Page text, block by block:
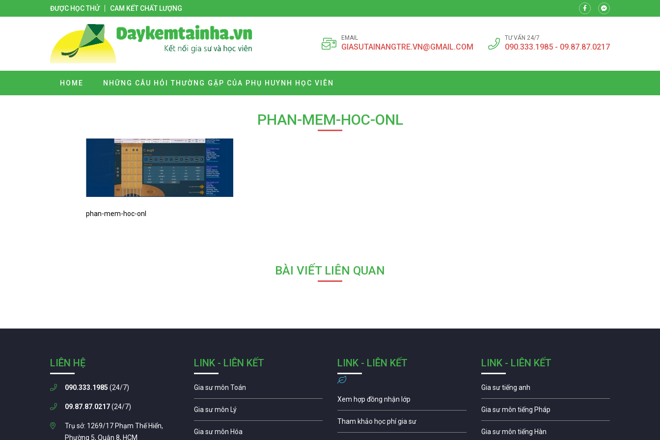
ĐƯỢC HỌC THỬ CAM KẾT CHẤT LƯỢNG
EMAIL
GIASUTAINANGTRE.VN@GMAIL.COM
TƯ VẤN 24/7
090.333.1985 - 09.87.87.0217
HOME NHỮNG CÂU HỎI THƯỜNG GẶP CỦA PHỤ HUYNH HỌC VIÊN
PHAN-MEM-HOC-ONL
phan-mem-hoc-onl
BÀI VIẾT LIÊN QUAN
LIÊN HỆ
090.333.1985 (24/7)
09.87.87.0217(24/7)
Trụ sở: 1269/17 Phạm Thế Hiển,
Phường 5, Quận 8, HCM
LINK - LIÊN KẾT
Gia sư môn Toán
Gia sư môn Lý
Gia sư môn Hóa
LINK - LIÊN KẾT
Xem hợp đồng nhận lớp
Tham khảo học phí gia sư
LINK - LIÊN KẾT
Gia sư tiếng anh
Gia sư môn tiếng Pháp
Gia sư môn tiếng Hàn